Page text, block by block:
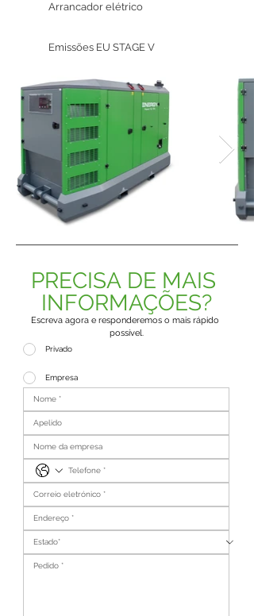
Arrancador elétrico
Emissões EU STAGE V
PRECISA DE MAIS
INFORMAÇÕES?
Escreva agora e responderemos o mais rápido
possível.
Privado
Empresa